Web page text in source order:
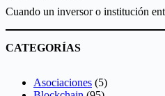
Cuando un inversor o institución
CATEGORÍAS
Asociaciones (5)